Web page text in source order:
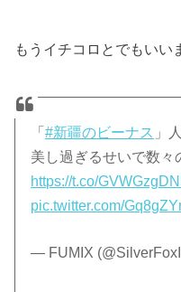
もうイチコロとでもいい
「#新疆のビーナス 」
美し過ぎるせいで数
https://t.co/
pic.twitter.com/
— FUMIX